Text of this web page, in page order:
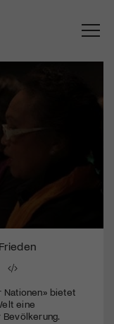
Nationen» bietet
eine
oder
Zugang zu